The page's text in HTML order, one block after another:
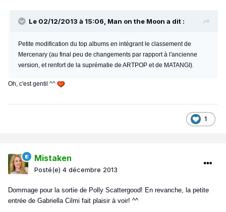
Le 02/12/2013 à 15:06, Man on the Moon a dit :
Petite modification du top albums en intégrant le classement de
Mercenary (au final peu de changements par rapport à l'ancienne
version, et renfort de la suprématie de ARTPOP et de MATANGI).
Oh, c'est gentil ^^
1
Mistaken
Posté(e) 4 décembre 2013
Dommage pour la sortie de Polly Scattergood! En revanche, la petite
entrée de Gabriella Cilmi fait plaisir à voir! ^^